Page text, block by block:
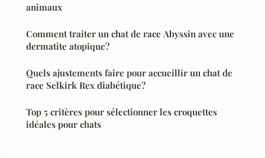
animaux
Comment traiter un chat de race Abyssin avec une
dermatite atopique?
Quels ajustements faire pour accueillir un chat de
race Selkirk Rex diabétique?
Top 5 critères pour sélectionner les croquettes
idéales pour chats